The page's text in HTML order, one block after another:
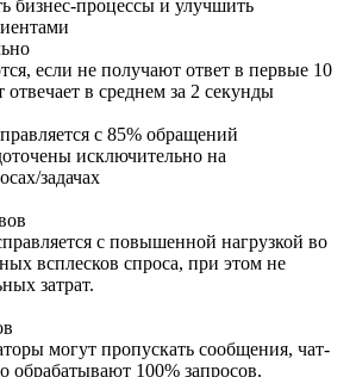
бизнес-процессы и улучшить
если не получают ответ в первые 10
отвечает в среднем за 2 секунды
с 85% обращений
исключительно на
задачах
с повышенной нагрузкой во
всплесков спроса, при этом не
затрат.
могут пропускать сообщения, чат-
обрабатывают 100% запросов.